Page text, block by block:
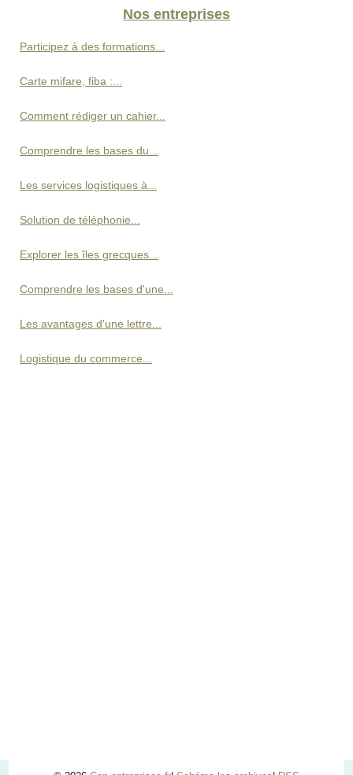
Nos entreprises
Participez à des formations...
Carte mifare, fiba :...
Comment rédiger un cahier...
Comprendre les bases du...
Les services logistiques à...
Solution de téléphonie...
Explorer les îles grecques...
Comprendre les bases d'une...
Les avantages d'une lettre...
Logistique du commerce...